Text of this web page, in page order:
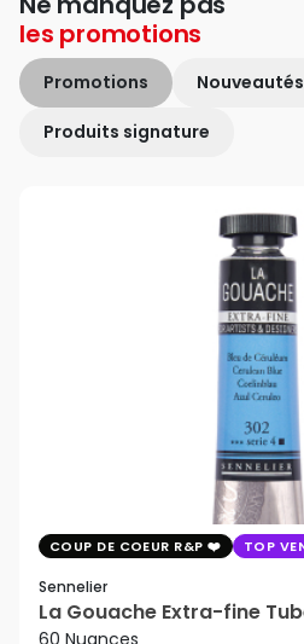
les promotions
Promotions Nouveautés
Produits signature
COUP DE COEUR R&P TOP
Sennelier
La Gouache Extra-fine